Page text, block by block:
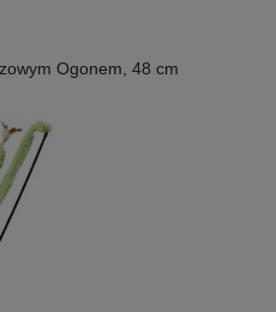
Ogonem, 48 cm